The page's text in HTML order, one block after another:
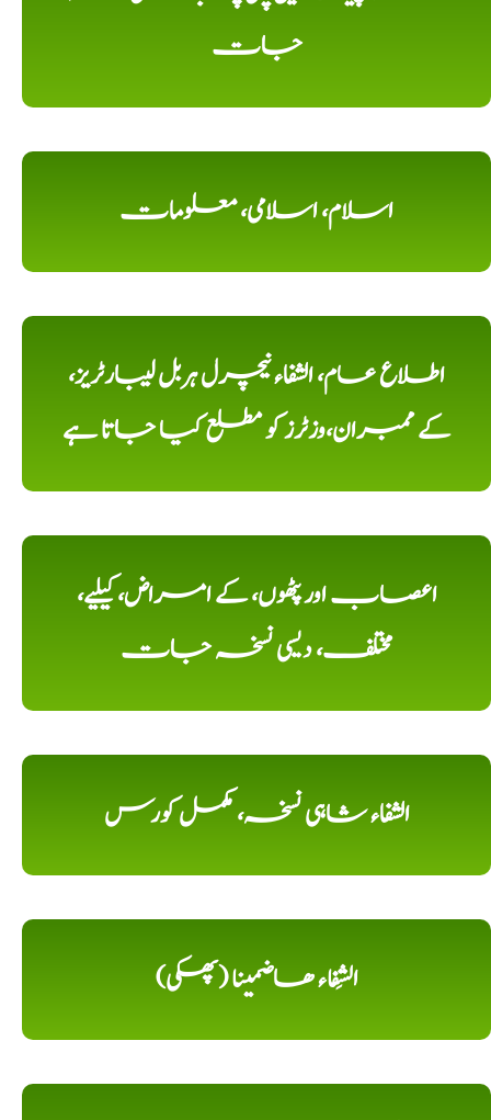
جات
اسلام، اسلامی، معلومات
اطلاع عام، الشفاء نیچرل ہربل لیبارٹریز،
کے ممبران،وزٹرز کو مطلع کیا جاتا ہے
اعصاب اور پٹھوں، کے امراض، کیلیے،
مختلف، دیسی نسخہ جات
الشفاء شاہی نسخہ، مکمل کورس
الشِفاء ھاضمینا (پھکی)